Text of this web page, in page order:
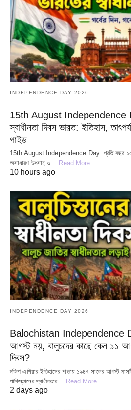
INDEPENDENCE DAY 2026
15th August Independence
স্বাধীনতা দিবস ভারত: ইতিহাস,
গাইড
15th August Independence Day: প্রতি বছর ১৫ই
অসাধারণ উৎসাহ ও…
Read More
10 hours ago
INDEPENDENCE DAY 2026
Balochistan Independence
আগস্ট নয়, বালুচদের কাছে কেন ১১
দিবস?
দক্ষিণ এশিয়ার ইতিহাসের পাতায় ১৯৪৭ সালের আগস্ট
পাকিস্তানের স্বাধীনতার… Read More
2 days ago